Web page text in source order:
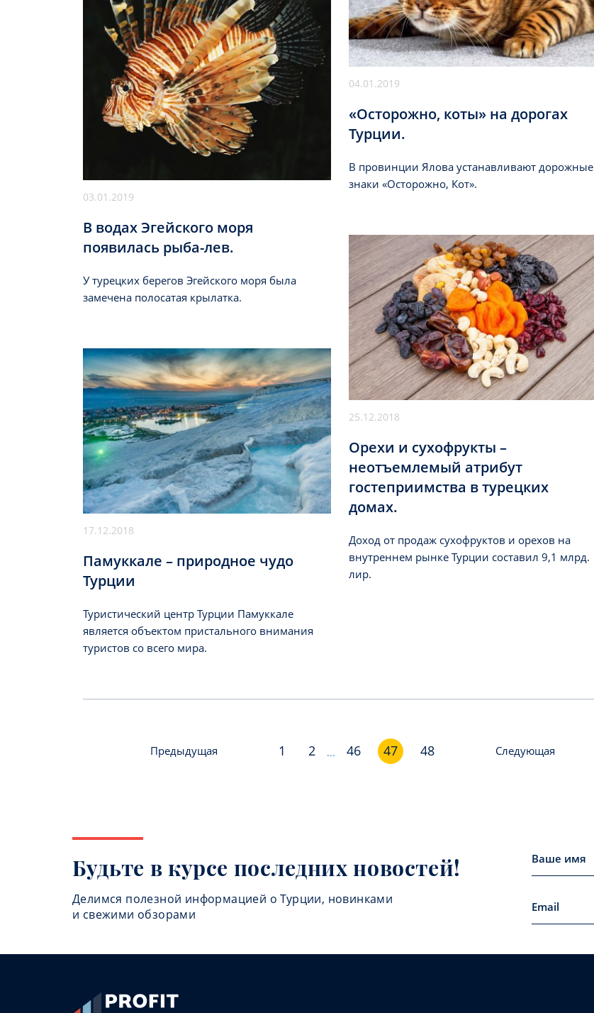
04.01.2019
«Осторожно, коты» на дорогах
Турции.
В провинции Ялова устанавливают дорожные
знаки «Осторожно, Кот».
03.01.2019
В водах Эгейского моря
появилась рыба-лев.
У турецких берегов Эгейского моря была
замечена полосатая крылатка.
25.12.2018
Орехи и сухофрукты –
неотъемлемый атрибут
гостеприимства в турецких
домах.
Доход от продаж сухофруктов и орехов на
внутреннем рынке Турции составил 9,1 млрд.
лир.
17.12.2018
Памуккале – природное чудо
Турции
Туристический центр Турции Памуккале
является объектом пристального внимания
туристов со всего мира.
Предыдущая 1 2 ... 46 47 48 Следующая
Будьте в курсе последних новостей!
Делимся полезной информацией о Турции, новинками
и свежими обзорами